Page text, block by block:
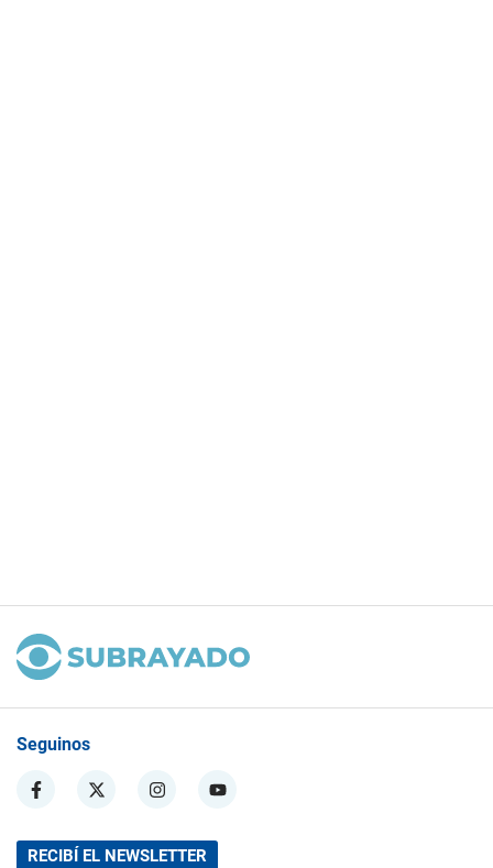
Seguinos
RECIBÍ EL NEWSLETTER